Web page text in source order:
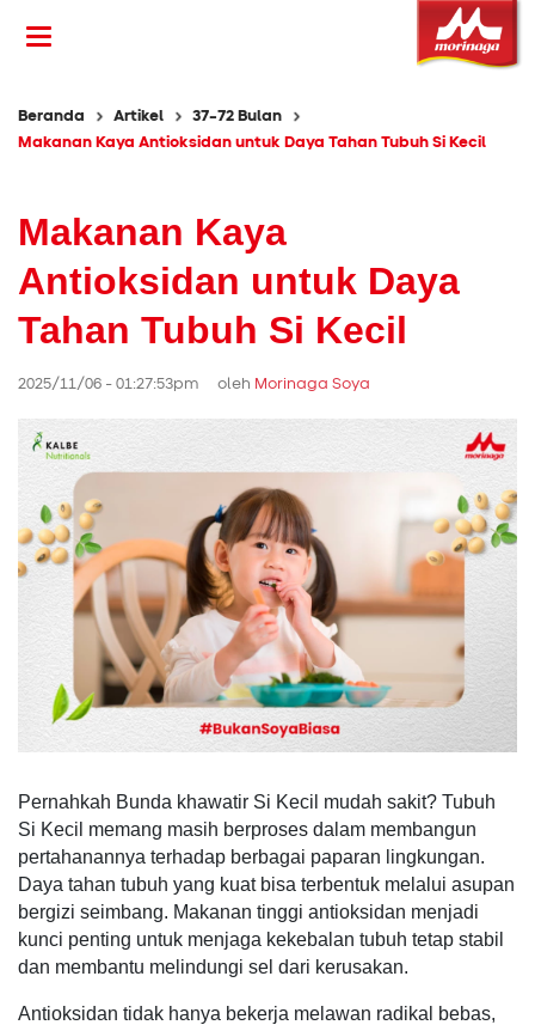
Beranda Artikel
37-72 Bulan
Makanan Kaya Antioksidan untuk Daya Tahan Tubuh Si Kecil
Makanan Kaya
Antioksidan untuk Daya
Tahan Tubuh Si Kecil
2025/11/06 - 01:27:53pm oleh Morinaga Soya
Pernahkah Bunda khawatir Si Kecil mudah sakit? Tubuh
Si Kecil memang masih berproses dalam membangun
pertahanannya terhadap berbagai paparan lingkungan.
Daya tahan tubuh yang kuat bisa terbentuk melalui asupan
bergizi seimbang. Makanan tinggi antioksidan menjadi
kunci penting untuk menjaga kekebalan tubuh tetap stabil
dan membantu melindungi sel dari kerusakan.
Antioksidan tidak hanya bekerja melawan radikal bebas,